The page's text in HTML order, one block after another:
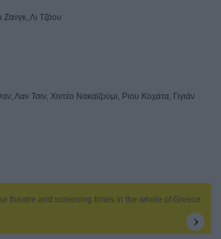
Ζανγκ, Λι Τζόου
Λαν Τσιν, Χιντέο Νακαϊζούμι, Ριου Κοχάτα, Γιγιάν
theatre and screening times in the whole of Greece